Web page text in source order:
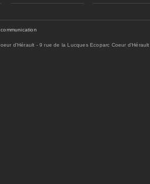
d'Hérault - 9 rue de la Lucques Ecoparc Coeur